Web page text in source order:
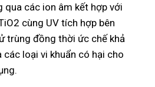
qua các ion âm kết hợp với
cùng UV tích hợp bên
trùng đồng thời ức chế khả
loại vi khuẩn có hại cho